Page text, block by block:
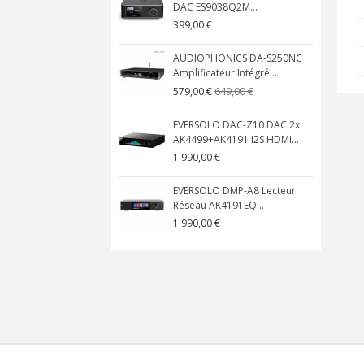
DAC ES9038Q2M...
399,00 €
AUDIOPHONICS DA-S250NC
Amplificateur Intégré...
579,00 €649,00 €
EVERSOLO DAC-Z10 DAC 2x
AK4499+AK4191 I2S HDMI...
1 990,00 €
EVERSOLO DMP-A8 Lecteur
Réseau AK4191EQ...
1 990,00 €